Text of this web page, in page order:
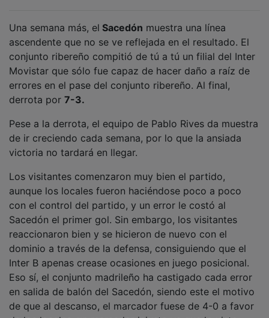
ascendente que no se ve reflejada en el resultado. El
conjunto ribereño compitió de tú a tú un filial del Inter
Movistar que sólo fue capaz de hacer daño a raíz de
errores en el pase del conjunto ribereño. Al final,
derrota por7-3.
de ir creciendo cada semana, por lo que la ansiada
victoria no tardará en llegar.
aunque los locales fueron haciéndose poco a poco
con el control del partido, y un error le costó al
Sacedón el primer gol. Sin embargo, los visitantes
reaccionaron bien y se hicieron de nuevo con el
dominio a través de la defensa, consiguiendo que el
Inter B apenas crease ocasiones en juego posicional.
Eso sí, el conjunto madrileño ha castigado cada error
en salida de balón del Sacedón, siendo este el motivo
de que al descanso, el marcador fuese de 4-0 a favor
de los locales, un marcador injusto ya que lo visto